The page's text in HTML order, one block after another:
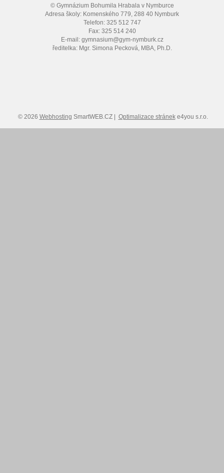
© Gymnázium Bohumila Hrabala v Nymburce
Adresa školy: Komenského 779, 288 40 Nymburk
Telefon: 325 512 747
Fax: 325 514 240
E-mail: gymnasium@gym-nymburk.cz
ředitelka: Mgr. Simona Pecková, MBA, Ph.D.
© 2026 Webhosting SmartWEB.CZ | Optimalizace stráneke4you s.r.o.